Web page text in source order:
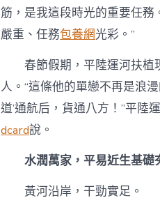
筋，是我這段時光的重要任務
嚴重、任務包養網光彩。”
春節假期，平陸運河扶
人。“這條他的單戀不再是浪
道’通航后，貨通八方！”平陸
dcard說。
水潤萬家，平易近生基礎
黃河沿岸，干勁實足。